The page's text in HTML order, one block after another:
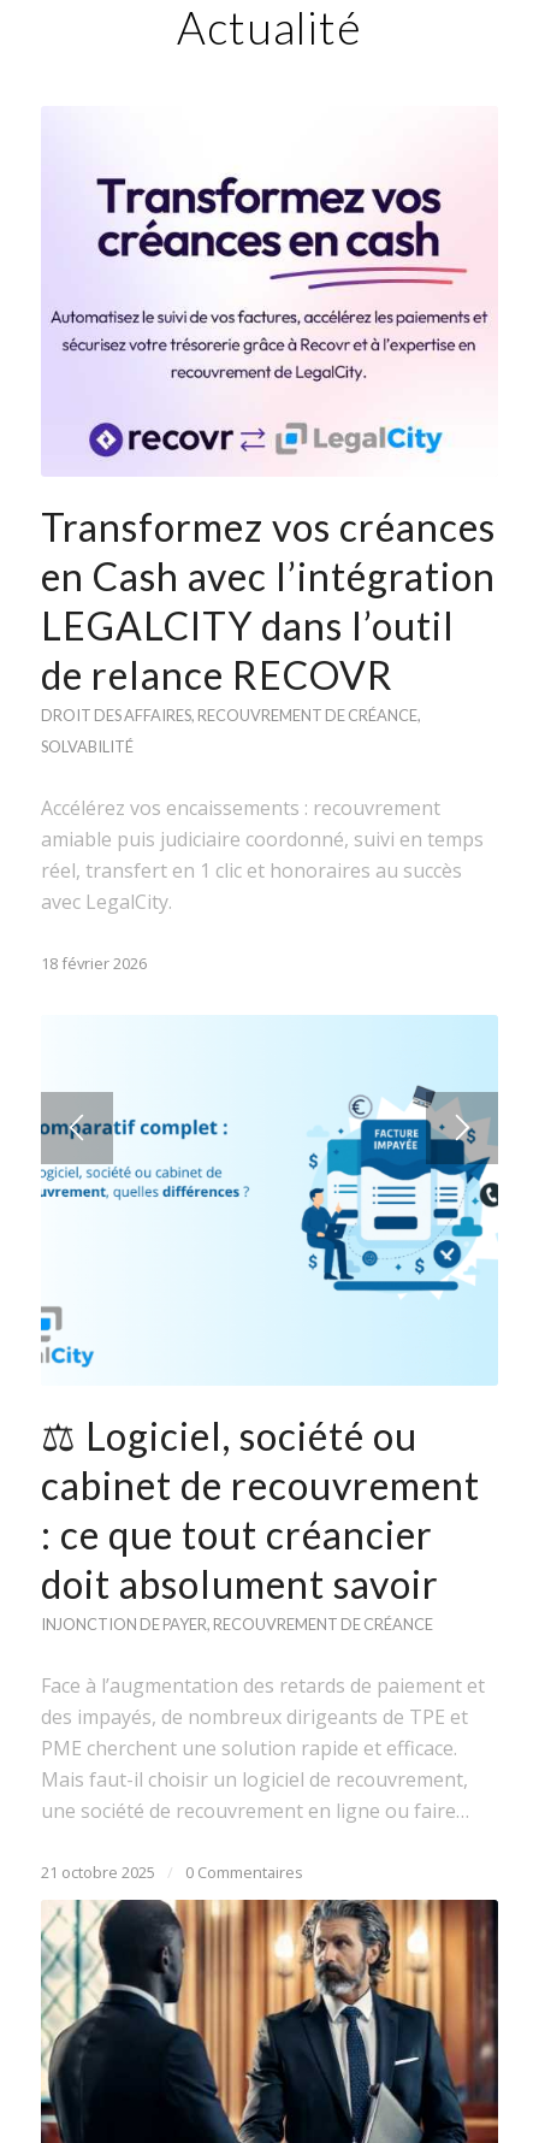
Actualité
Transformez vos créances
en Cash avec l’intégration
LEGALCITY dans l’outil
de relance RECOVR
DROIT DES AFFAIRES, RECOUVREMENT DE CRÉANCE,
SOLVABILITÉ
Accélérez vos encaissements : recouvrement
amiable puis judiciaire coordonné, suivi en temps
réel, transfert en 1 clic et honoraires au succès
avec LegalCity.
18 février 2026
⚖️ Logiciel, société ou
cabinet de recouvrement
: ce que tout créancier
doit absolument savoir
INJONCTION DE PAYER, RECOUVREMENT DE CRÉANCE
Face à l’augmentation des retards de paiement et
des impayés, de nombreux dirigeants de TPE et
PME cherchent une solution rapide et efficace.
Mais faut-il choisir un logiciel de recouvrement,
une société de recouvrement en ligne ou faire…
21 octobre 2025 / 0 Commentaires